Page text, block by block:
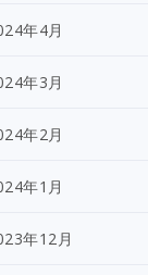
年4月
年3月
年2月
年1月
年12月